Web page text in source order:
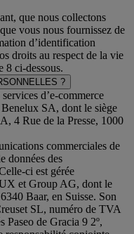
que nous collectons
vous nous fournissez de
d’identification
droits au respect de la vie
8 ci-dessous.
?
d’e-commerce
SA, dont le siège
4 Rue de la Presse, 1000
commerciales de
données des
ci est gérée
et Group AG, dont le
Baar, en Suisse. Son
SL, numéro de TVA
Paseo de Gracia 9 2º,